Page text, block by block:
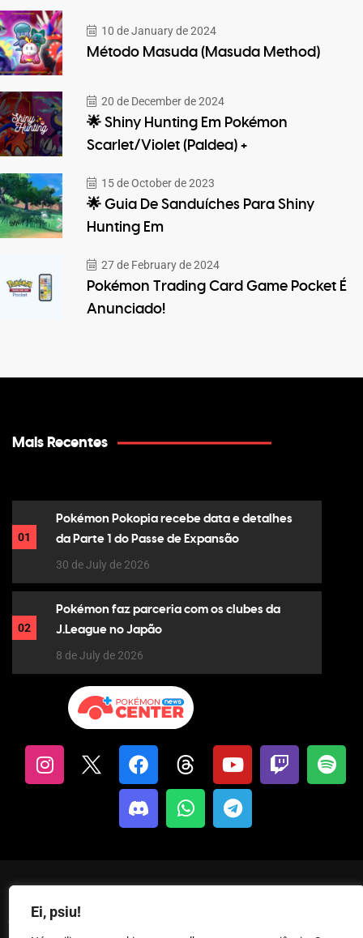
Ei, psiu!
10 de January de 2024
Método Masuda (Masuda Method)
20 de December de 2024
🌟 Shiny Hunting Em Pokémon
Scarlet/Violet (Paldea) +
15 de October de 2023
🌟 Guia De Sanduíches Para Shiny
Hunting Em
27 de February de 2024
Pokémon Trading Card Game Pocket É
Anunciado!
Mais Recentes
01
Pokémon Pokopia recebe data e detalhes
da Parte 1 do Passe de Expansão
30 de July de 2026
02
Pokémon faz parceria com os clubes da
J.League no Japão
8 de July de 2026
2013.